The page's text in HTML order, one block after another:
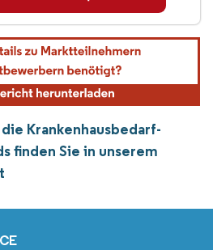
Krankenhausbedarf-
finden Sie in unserem